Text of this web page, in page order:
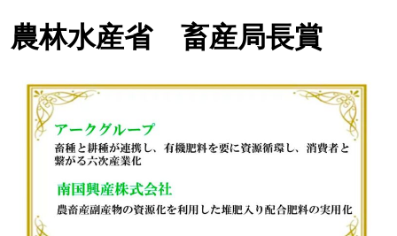
農林水産省 畜産局長賞